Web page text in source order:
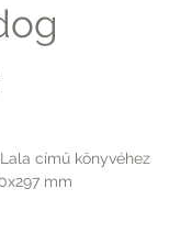
Ár
című könyvéhez
mm